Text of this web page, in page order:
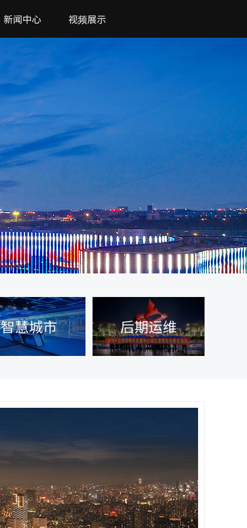
新闻中心 视频展示
智慧城市 后期运维